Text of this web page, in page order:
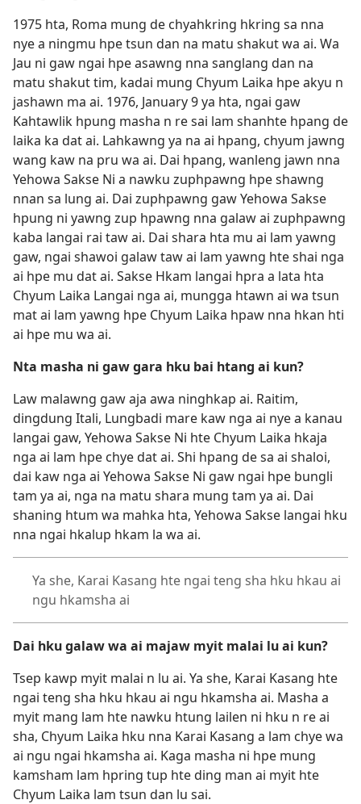
1975 hta, Roma mung de chyahkring hkring sa nna
nye a ningmu hpe tsun dan na matu shakut wa ai. Wa
Jau ni gaw ngai hpe asawng nna sanglang dan na
matu shakut tim, kadai mung Chyum Laika hpe akyu n
jashawn ma ai. 1976, January 9 ya hta, ngai gaw
Kahtawlik hpung masha n re sai lam shanhte hpang de
laika ka dat ai. Lahkawng ya na ai hpang, chyum jawng
wang kaw na pru wa ai. Dai hpang, wanleng jawn nna
Yehowa Sakse Ni a nawku zuphpawng hpe shawng
nnan sa lung ai. Dai zuphpawng gaw Yehowa Sakse
hpung ni yawng zup hpawng nna galaw ai zuphpawng
kaba langai rai taw ai. Dai shara hta mu ai lam yawng
gaw, ngai shawoi galaw taw ai lam yawng hte shai nga
ai hpe mu dat ai. Sakse Hkam langai hpra a lata hta
Chyum Laika Langai nga ai, mungga htawn ai wa tsun
mat ai lam yawng hpe Chyum Laika hpaw nna hkan hti
ai hpe mu wa ai.
Nta masha ni gaw gara hku bai htang ai kun?
Law malawng gaw aja awa ninghkap ai. Raitim,
dingdung Itali, Lungbadi mare kaw nga ai nye a kanau
langai gaw, Yehowa Sakse Ni hte Chyum Laika hkaja
nga ai lam hpe chye dat ai. Shi hpang de sa ai shaloi,
dai kaw nga ai Yehowa Sakse Ni gaw ngai hpe bungli
tam ya ai, nga na matu shara mung tam ya ai. Dai
shaning htum wa mahka hta, Yehowa Sakse langai hku
nna ngai hkalup hkam la wa ai.
Ya she, Karai Kasang hte ngai teng sha hku hkau ai
ngu hkamsha ai
Dai hku galaw wa ai majaw myit malai lu ai kun?
Tsep kawp myit malai n lu ai. Ya she, Karai Kasang hte
ngai teng sha hku hkau ai ngu hkamsha ai. Masha a
myit mang lam hte nawku htung lailen ni hku n re ai
sha, Chyum Laika hku nna Karai Kasang a lam chye wa
ai ngu ngai hkamsha ai. Kaga masha ni hpe mung
kamsham lam hpring tup hte ding man ai myit hte
Chyum Laika lam tsun dan lu sai.